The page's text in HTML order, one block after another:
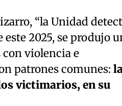
“la Unidad
este 2025, se produjo
violencia e
patrones comunes:
victimarios, en su